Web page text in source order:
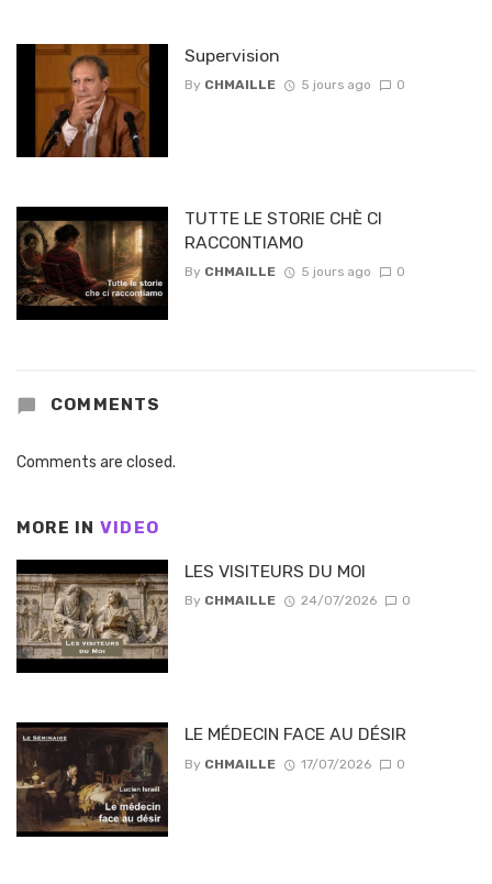
Supervision
By CHMAILLE 5 jours ago 0
TUTTE LE STORIE CHÈ CI
RACCONTIAMO
By CHMAILLE 5 jours ago 0
COMMENTS
Comments are closed.
MORE IN VIDEO
LES VISITEURS DU MOI
By CHMAILLE 24/07/2026 0
LE MÉDECIN FACE AU DÉSIR
By CHMAILLE 17/07/2026 0